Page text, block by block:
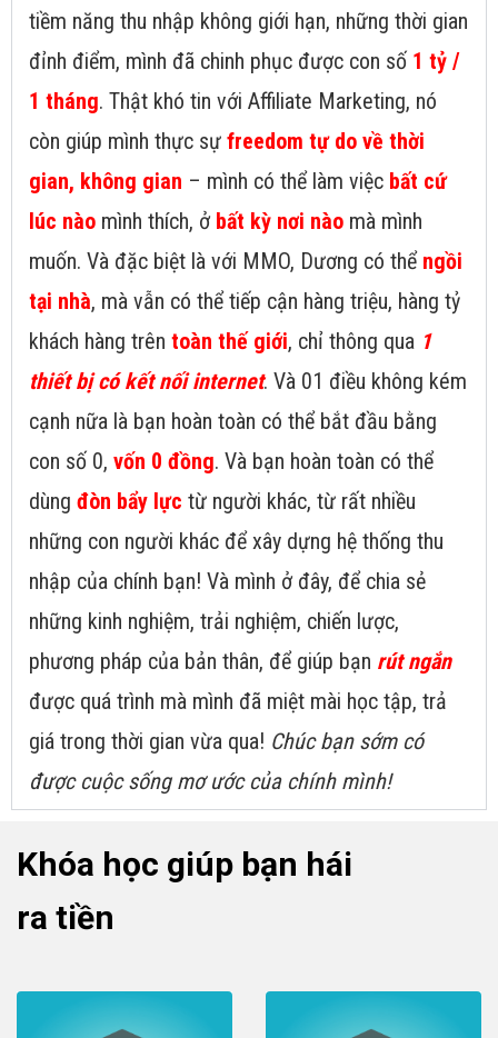
tiềm năng thu nhập không giới hạn, những thời gian
đỉnh điểm, mình đã chinh phục được con số 1 tỷ /
1 tháng. Thật khó tin với Affiliate Marketing, nó
còn giúp mình thực sự freedom tự do về thời
gian, không gian – mình có thể làm việc bất cứ
lúc nào mình thích, ở bất kỳ nơi nào mà mình
muốn. Và đặc biệt là với MMO, Dương có thể ngồi
tại nhà, mà vẫn có thể tiếp cận hàng triệu, hàng tỷ
khách hàng trên toàn thế giới, chỉ thông qua 1
thiết bị có kết nối internet. Và 01 điều không kém
cạnh nữa là bạn hoàn toàn có thể bắt đầu bằng
con số 0, vốn 0 đồng. Và bạn hoàn toàn có thể
dùng đòn bẩy lực từ người khác, từ rất nhiều
những con người khác để xây dựng hệ thống thu
nhập của chính bạn! Và mình ở đây, để chia sẻ
những kinh nghiệm, trải nghiệm, chiến lược,
phương pháp của bản thân, để giúp bạn rút ngắn
được quá trình mà mình đã miệt mài học tập, trả
giá trong thời gian vừa qua! Chúc bạn sớm có
được cuộc sống mơ ước của chính mình!
Khóa học giúp bạn hái
ra tiền